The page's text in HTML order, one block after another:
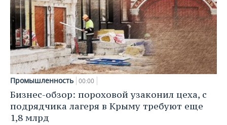
Промышленность 00:00
Бизнес-обзор: пороховой узаконил цеха, с
подрядчика лагеря в Крыму требуют еще
1,8 млрд